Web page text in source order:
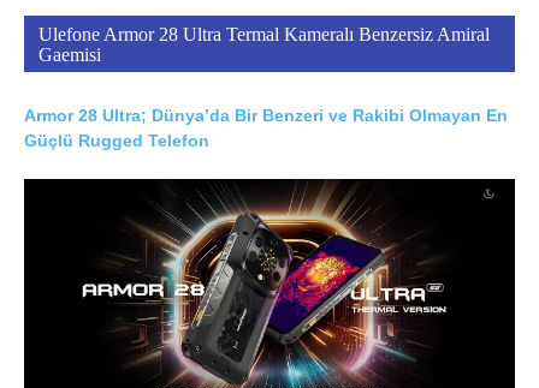
Ulefone Armor 28 Ultra Termal Kameralı Benzersiz Amiral
Gaemisi
Armor 28 Ultra; Dünya’da Bir Benzeri ve Rakibi Olmayan En
Güçlü Rugged Telefon